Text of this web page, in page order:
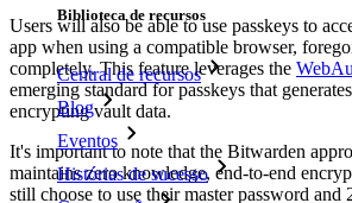
Biblioteca de recursos
Central de recursos
Blog
Eventos
Histórias de sucesso
Users will also be able to use passkeys to
app when using a compatible browser,
completely. This feature leverages the
emerging standard for passkeys that
encrypting vault data.
It's important to note that the Bitwarden
maintains zero knowledge, end-to-end
still choose to use their master password and